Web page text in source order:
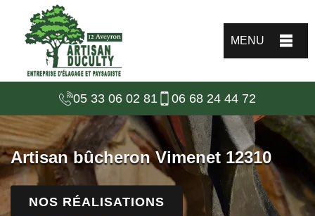
MENU
05 33 06 02 81 06 68 24 44 72
Artisan bûcheron Vimenet 12310
NOS RÉALISATIONS